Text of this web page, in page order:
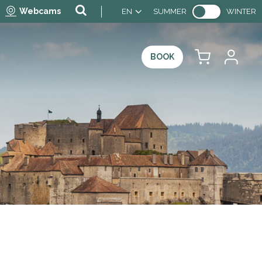
Webcams EN SUMMER WINTER
BOOK